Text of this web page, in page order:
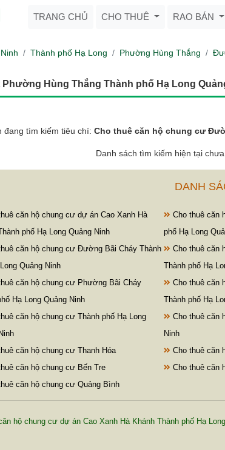
TRANG CHỦ CHO THUÊ RAO BÁN
Thành phố Hạ Long Phường Hùng Thắng
Hùng Thắng Thành phố Hạ Long
đang tìm kiếm tiêu chí: Cho thuê căn hộ chung cư
Danh sách tìm kiếm hiện tại
DANH
căn hộ chung cư dự án Cao Xanh Hà
phố Hạ Long Quảng Ninh
Cho thuê căn
phố Hạ Long
căn hộ chung cư Đường Bãi Cháy Thành
Quảng Ninh
Cho thuê căn
Thành phố Hạ
căn hộ chung cư Phường Bãi Cháy
Hạ Long Quảng Ninh
Cho thuê căn
Thành phố Hạ
căn hộ chung cư Thành phố Hạ Long
Cho thuê căn
Ninh
căn hộ chung cư Thanh Hóa
Cho thuê căn
căn hộ chung cư Bến Tre
Cho thuê căn
căn hộ chung cư Quảng Bình
hộ chung cư dự án Cao Xanh Hà Khánh Thành phố Hạ